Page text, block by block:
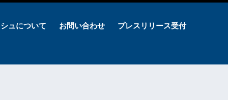
ュについて お問い合わせ プレスリリース受付